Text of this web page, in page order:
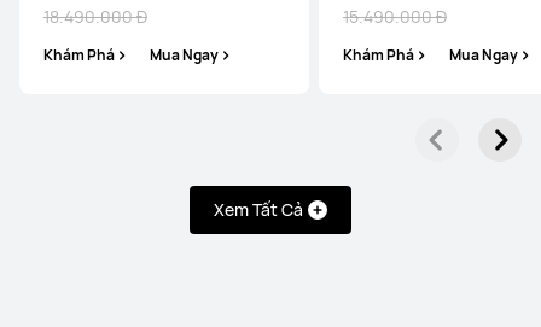
18.490.000 Đ
Khám Phá Mua Ngay
15.490.000 Đ
Khám Phá Mua Ngay
Xem Tất Cả